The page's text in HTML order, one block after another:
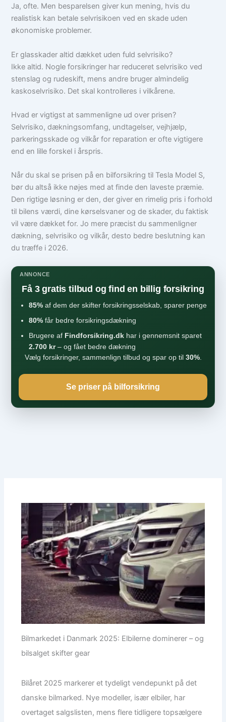
Ja, ofte. Men besparelsen giver kun mening, hvis du
realistisk kan betale selvrisikoen ved en skade uden
økonomiske problemer.
Er glasskader altid dækket uden fuld selvrisiko?
Ikke altid. Nogle forsikringer har reduceret selvrisiko ved
stenslag og rudeskift, mens andre bruger almindelig
kaskoselvrisiko. Det skal kontrolleres i vilkårene.
Hvad er vigtigst at sammenligne ud over prisen?
Selvrisiko, dækningsomfang, undtagelser, vejhjælp,
parkeringsskade og vilkår for reparation er ofte vigtigere
end en lille forskel i årspris.
Når du skal se prisen på en bilforsikring til Tesla Model S,
bør du altså ikke nøjes med at finde den laveste præmie.
Den rigtige løsning er den, der giver en rimelig pris i forhold
til bilens værdi, dine kørselsvaner og de skader, du faktisk
vil være dækket for. Jo mere præcist du sammenligner
dækning, selvrisiko og vilkår, desto bedre beslutning kan
du træffe i 2026.
ANNONCE
Få 3 gratis tilbud og find en billig forsikring
85% af dem der skifter forsikringsselskab, sparer penge
80% får bedre forsikringsdækning
Brugere af Findforsikring.dk har i gennemsnit sparet
2.700 kr– og fået bedre dækning
Vælg forsikringer, sammenlign tilbud og spar op til 30%.
Se priser på bilforsikring
Bilmarkedet i Danmark 2025: Elbilerne dominerer – og
bilsalget skifter gear
Bilåret 2025 markerer et tydeligt vendepunkt på det
danske bilmarked. Nye modeller, især elbiler, har
overtaget salgslisten, mens flere tidligere topsælgere